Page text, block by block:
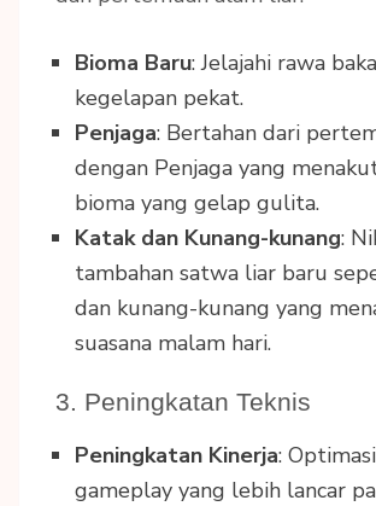
Bioma Baru: Jelajahi rawa
kegelapan pekat.
Penjaga: Bertahan dari
dengan Penjaga yang
bioma yang gelap gulita.
Katak dan Kunang-kunang:
tambahan satwa liar baru
dan kunang-kunang yang
suasana malam hari.
3. Peningkatan Teknis
Peningkatan Kinerja:
gameplay yang lebih lancar